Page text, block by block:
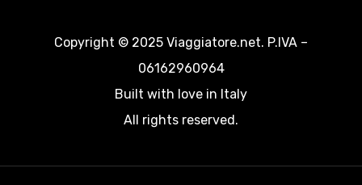
Copyright © 2025 Viaggiatore.net. P.IVA –
06162960964
Built with love in Italy
All rights reserved.